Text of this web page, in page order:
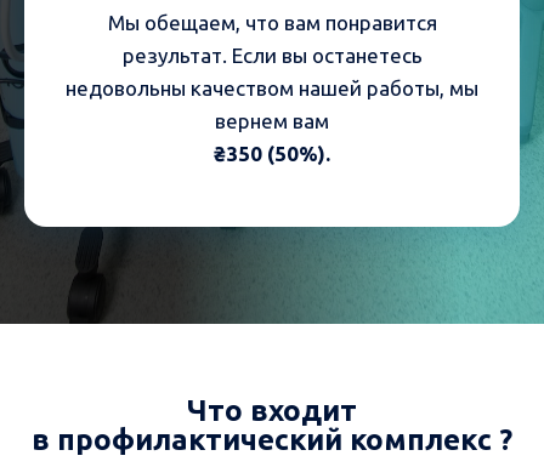
Мы обещаем, что вам понравится
результат. Если вы останетесь
недовольны качеством нашей работы, мы
вернем вам
₴350 (50%).
Что входит
в профилактический комплекс ?